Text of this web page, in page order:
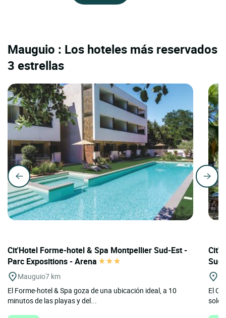
Mauguio : Los hoteles más reservados
3 estrellas
Cit'Hotel Forme-hotel & Spa Montpellier Sud-Est -
Parc Expositions - Arena
Mauguio7 km
El Forme-hotel & Spa goza de una ubicación ideal, a 10
minutos de las playas y del...
Sud
El